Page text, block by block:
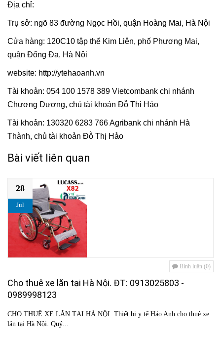
Địa chỉ:
Trụ sở: ngõ 83 đường Ngọc Hồi, quận Hoàng Mai, Hà Nội
Cửa hàng: 120C10 tập thể Kim Liên, phố Phương Mai,
quận Đống Đa, Hà Nội
website: http://ytehaoanh.vn
Tài khoản: 054 100 1578 389 Vietcombank chi nhánh
Chương Dương, chủ tài khoản Đỗ Thị Hảo
Tài khoản: 130320 6283 766 Agribank chi nhánh Hà
Thành, chủ tài khoản Đỗ Thị Hảo
Bài viết liên quan
28
Jul
Bình luận (0)
Cho thuê xe lăn tại Hà Nội. ĐT: 0913025803 -
0989998123
CHO THUÊ XE LĂN TẠI HÀ NỘI. Thiết bị y tế Hảo Anh cho thuê xe
lăn tại Hà Nội. Quý...